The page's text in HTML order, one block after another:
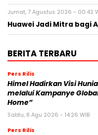
Jumat, 7 Agustus 2026 - 00:42
Huawei Jadi Mitra bagi
BERITA TERBARU
Pers Rilis
Himel Hadirkan Visi
melalui Kampanye
Home”
Sabtu, 8 Agu 2026 - 14:26 WIB
Pers Rilis